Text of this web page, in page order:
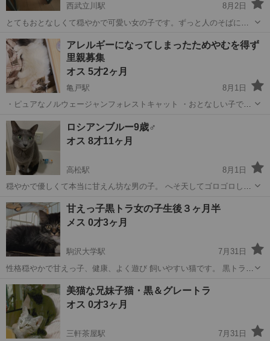
西武立川駅
8月2日
とてもおとなしくて穏やかで可愛い女の子です。ずっと人のそばに寄
にお願いいたします。 あまり特徴はありませんが、純血のスコティッ
シュフォールドです。 良好です。 ...
東京 昭島市 西武立川駅
スコティッシュフォールド
アレルギーになってしまったためやむを得ず
里親募集
オス 5才2ヶ月
亀戸駅
8月1日
・ピュアなノルウェージャンフォレストキャット ・おとなしい子で甘
守れてる訳ではないが、良く食べる良く寝る良く排泄する子で普段も
何か特段に異様感ないので健...
東京 江東区
ロシアンブルー9歳♂
オス 8才11ヶ月
高松駅
8月1日
穏やかで優しくて本当に甘えん坊な男の子。 へそ天してゴロゴロして
す。 粗相やマーキングも今までありません。 シャンプーは、おとなし
くやらせてくれますが、ドラ...
東京 立川市 高松駅
甘えっ子黒トラ女の子生後３ヶ月半
メス 0才3ヶ月
駒沢大学駅
7月31日
性格穏やかで甘えっ子、健康、よく遊び 飼いやすい猫です。 黒トラ、
ズ白血病検査陰性 問い合わせをいただいた後、 直接 メールをいただ
き 申し込み...
東京 千代田区 駒沢大学駅 猫
美猫な兄妹子猫・黒＆グレートラ
オス 0才3ヶ月
三軒茶屋駅
7月31日